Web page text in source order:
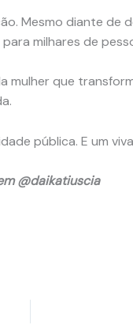
Mesmo diante de
milhares de
mulher que
pública. E um
@daikatiuscia